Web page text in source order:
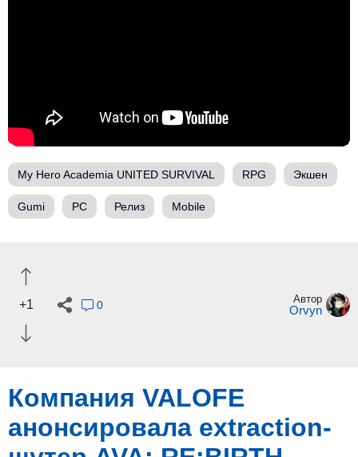
My Hero Academia UNITED SURVIVAL RPG Экшен
Gumi PC Релиз Mobile
+1 0 Автор
Orvyn
Компания VALOFE
анонсировала extraction-